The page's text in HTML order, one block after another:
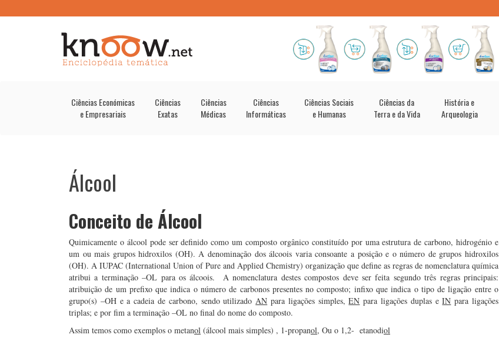
Ciências Económicas
e Empresariais
Ciências
Exatas
Ciências
Médicas
Ciências
Informáticas
Ciências Sociais
e Humanas
Ciências da
Terra e da Vida
História e
Arqueologia
Álcool
Conceito de Álcool
Quimicamente o álcool pode ser definido como um composto orgânico constituído por uma estrutura de carbono, hidrogénio e
um ou mais grupos hidroxilos (OH). A denominação dos álcoois varia consoante a posição e o número de grupos hidroxilos
(OH). A IUPAC (International Union of Pure and Applied Chemistry) organização que define as regras de nomenclatura química
atribui a terminação –OL para os álcoois. A nomenclatura destes compostos deve ser feita segundo três regras principais:
atribuição de um prefixo que indica o número de carbonos presentes no composto; infixo que indica o tipo de ligação entre o
grupo(s) –OH e a cadeia de carbono, sendo utilizadoAN para ligações simples,EN para ligações duplas eIN para ligações
triplas; e por fim a terminação –OL no final do nome do composto.
Assim temos como exemplos o metanol (álcool mais simples) , 1-propanol, Ou o 1,2- etanodiol